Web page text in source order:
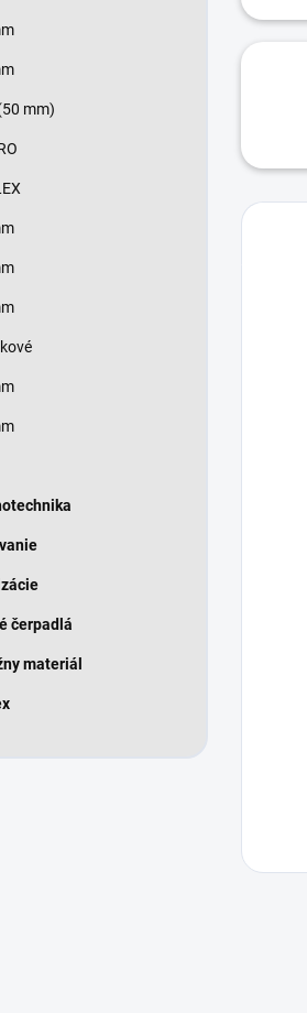
mm)
čerpadlá
materiál